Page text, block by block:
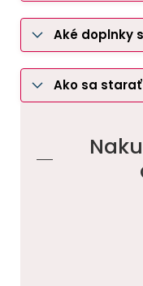
Aké doplnky
Ako sa